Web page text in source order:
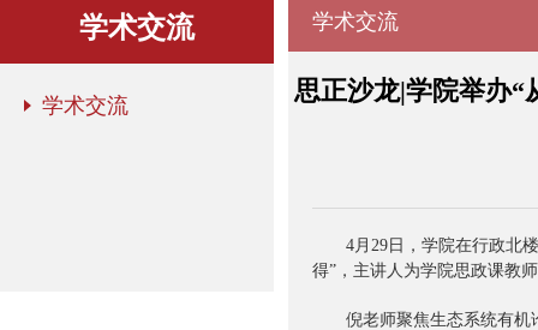
学术交流
学术交流
学术交流
思正沙龙|学院举办“
4月29日，学院在行政北
得”，主讲人为学院思政课教
倪老师聚焦生态系统有机